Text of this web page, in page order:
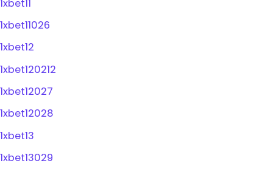
1xbet11
1xbet11026
1xbet12
1xbet120212
1xbet12027
1xbet12028
1xbet13
1xbet13029